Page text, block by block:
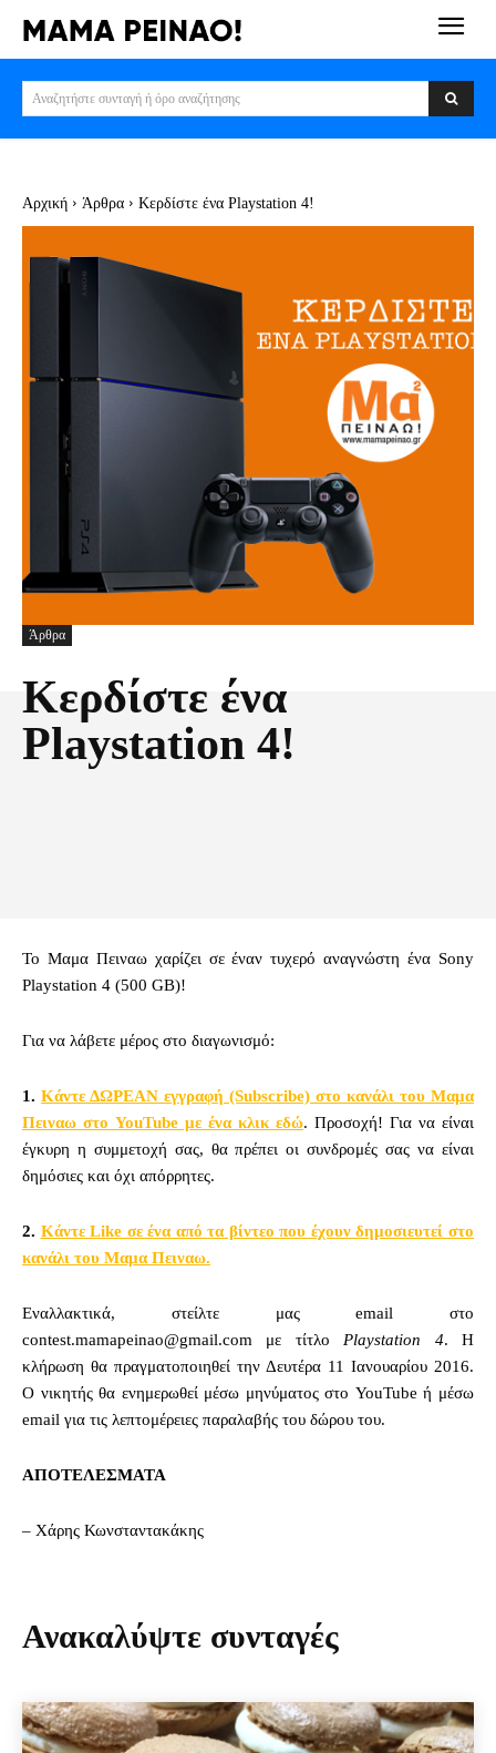
Αναζητήστε συνταγή ή όρο αναζήτησης
Αρχική Άρθρα Κερδίστε ένα Playstation 4!
Άρθρα
Κερδίστε ένα
Playstation 4!
Το Μαμα Πειναω χαρίζει σε έναν τυχερό αναγνώστη ένα Sony
Playstation 4 (500 GB)!
Για να λάβετε μέρος στο διαγωνισμό:
1. Κάντε ΔΩΡΕΑΝ εγγραφή (Subscribe) στο κανάλι του Μαμα
Πειναω στο YouTube με ένα κλικ εδώ. Προσοχή! Για να είναι
έγκυρη η συμμετοχή σας, θα πρέπει οι συνδρομές σας να είναι
δημόσιες και όχι απόρρητες.
2. Κάντε Like σε ένα από τα βίντεο που έχουν δημοσιευτεί στο
κανάλι του Μαμα Πειναω.
Εναλλακτικά, στείλτε μας email στο
contest.mamapeinao@gmail.com με τίτλο Playstation 4. Η
κλήρωση θα πραγματοποιηθεί την Δευτέρα 11 Ιανουαρίου 2016.
Ο νικητής θα ενημερωθεί μέσω μηνύματος στο YouTube ή μέσω
email για τις λεπτομέρειες παραλαβής του δώρου του.
ΑΠΟΤΕΛΕΣΜΑΤΑ
– Χάρης Κωνσταντακάκης
Ανακαλύψτε συνταγές